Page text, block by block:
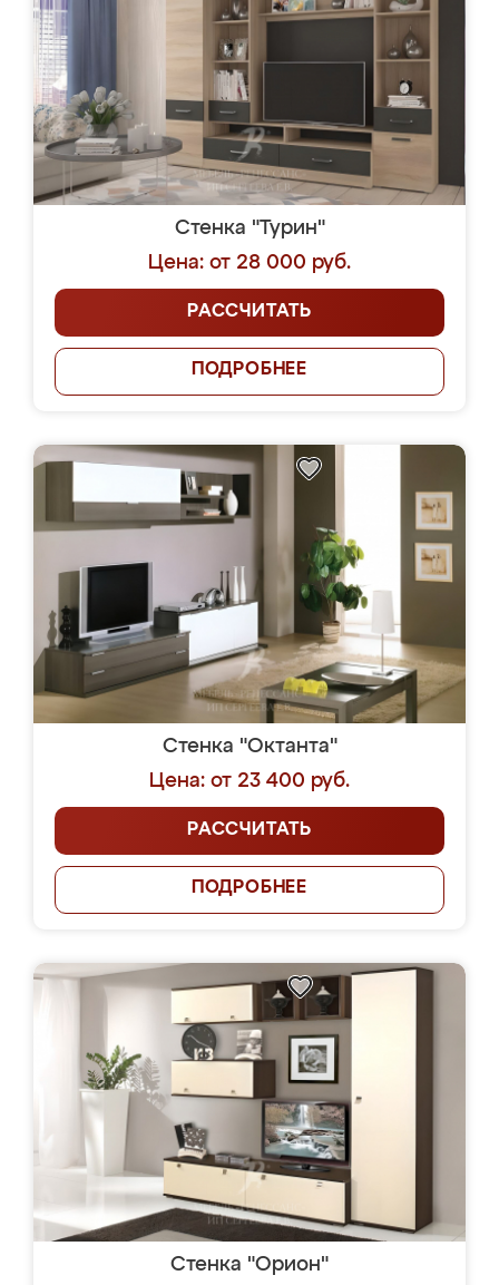
Стенка "Турин"
Цена: от 28 000 руб.
РАССЧИТАТЬ
ПОДРОБНЕЕ
Стенка "Октанта"
Цена: от 23 400 руб.
РАССЧИТАТЬ
ПОДРОБНЕЕ
Стенка "Орион"